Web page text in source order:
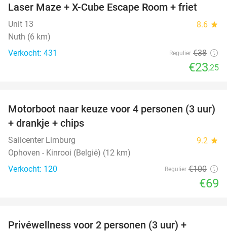
39%
Laser Maze + X-Cube Escape Room + friet
Unit 13 8.6 star
Nuth (6 km)
Verkocht: 431
Regulier €38
€23,25
31%
Motorboot naar keuze voor 4 personen (3 uur)
+ drankje + chips
Sailcenter Limburg 9.2 star
Ophoven - Kinrooi (België) (12 km)
Verkocht: 120
Regulier €100
€69
Privéwellness voor 2 personen (3 uur) +